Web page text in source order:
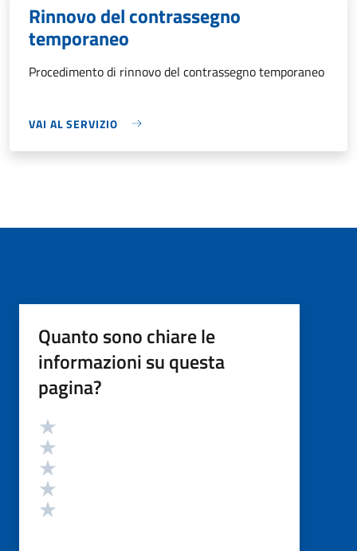
Rinnovo del contrassegno
temporaneo
Procedimento di rinnovo del contrassegno temporaneo
VAI AL SERVIZIO
Quanto sono chiare le
informazioni su questa
pagina?
Valutazione